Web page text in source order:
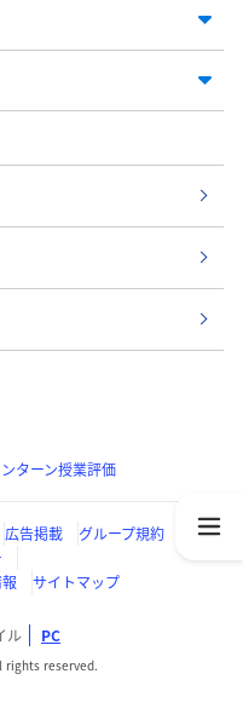
ターン授業評価
広告掲載
グループ規約
サイトマップ
ル PC
rights reserved.